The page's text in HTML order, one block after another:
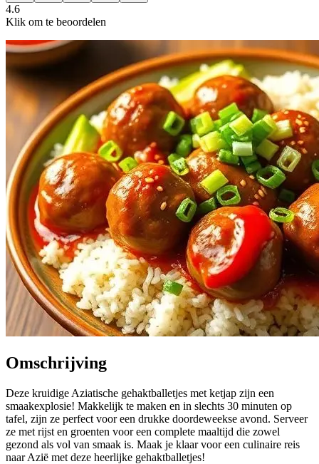
4.6
Klik om te beoordelen
Omschrijving
Deze kruidige Aziatische gehaktballetjes met ketjap zijn een
smaakexplosie! Makkelijk te maken en in slechts 30 minuten op
tafel, zijn ze perfect voor een drukke doordeweekse avond. Serveer
ze met rijst en groenten voor een complete maaltijd die zowel
gezond als vol van smaak is. Maak je klaar voor een culinaire reis
naar Azië met deze heerlijke gehaktballetjes!